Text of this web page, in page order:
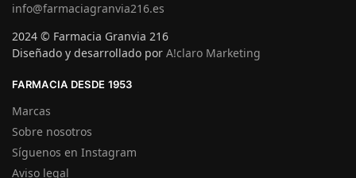
info@farmaciagranvia216.es
2024 © Farmacia Granvia 216
Diseñado y desarrollado por A!claro Marketing
FARMACIA DESDE 1953
Marcas
Sobre nosotros
Síguenos en Instagram
Aviso legal